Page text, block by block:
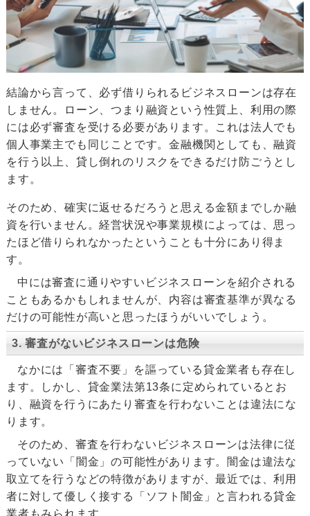
結論から言って、必ず借りられるビジネスローンは存在
しません。ローン、つまり融資という性質上、利用の際
には必ず審査を受ける必要があります。これは法人でも
個人事業主でも同じことです。金融機関としても、融資
を行う以上、貸し倒れのリスクをできるだけ防ごうとし
ます。
そのため、確実に返せるだろうと思える金額までしか融
資を行いません。経営状況や事業規模によっては、思っ
たほど借りられなかったということも十分にあり得ま
す。
中には審査に通りやすいビジネスローンを紹介される
こともあるかもしれませんが、内容は審査基準が異なる
だけの可能性が高いと思ったほうがいいでしょう。
3. 審査がないビジネスローンは危険
なかには「審査不要」を謳っている貸金業者も存在し
ます。しかし、貸金業法第13条に定められているとお
り、融資を行うにあたり審査を行わないことは違法にな
ります。
そのため、審査を行わないビジネスローンは法律に従
っていない「闇金」の可能性があります。闇金は違法な
取立てを行うなどの特徴がありますが、最近では、利用
者に対して優しく接する「ソフト闇金」と言われる貸金
業者もみられます。